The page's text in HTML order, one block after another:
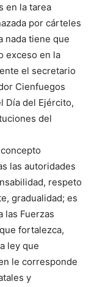
en la tarea
por cárteles
nada tiene que
exceso en la
el secretario
Cienfuegos
Día del Ejército,
del
las autoridades
respeto
gradualidad; es
las Fuerzas
fortalezca,
ley que
le corresponde
y